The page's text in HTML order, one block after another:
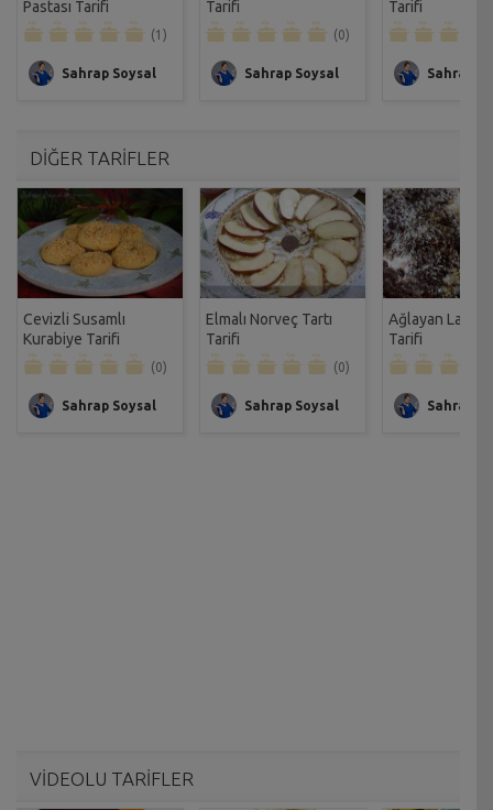
Pastası Tarifi
(1)
Sahrap Soysal
Tarifi
(0)
Sahrap Soysal
Tarifi
Sahrap
DİĞER TARİFLER
Cevizli Susamlı
Kurabiye Tarifi
(0)
Sahrap Soysal
Elmalı Norveç Tartı
Tarifi
(0)
Sahrap Soysal
Ağlayan
Tarifi
Sahrap
VİDEOLU TARİFLER